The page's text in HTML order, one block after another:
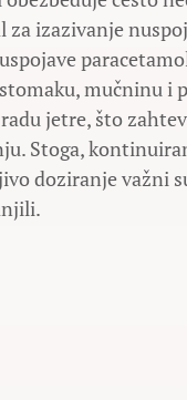
izazivanje
mučninu i
jetre, što
Stoga,
doziranje važni